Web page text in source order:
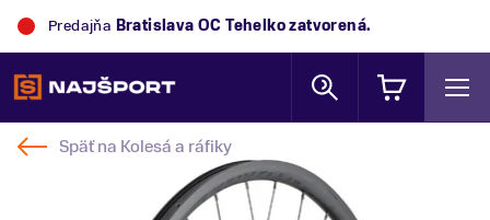
Predajňa Bratislava OC Tehelkozatvorená.
Späť na Kolesá a ráfiky